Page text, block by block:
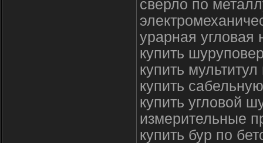
сверло по
урарная угловая
купить
купить
купить
купить угловой
измерительные
купить бур по